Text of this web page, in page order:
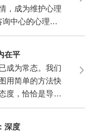
，成为维护心理
中心的心理咨
在平
成为常态。我们
用简单的方法快
度，恰恰是导致
深度